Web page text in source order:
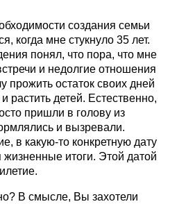
создания семьи
когда мне стукнуло 35 лет.
понял, что пора, что мне
и недолгие отношения
прожить остаток своих дней
растить детей. Естественно,
пришли в голову из
и вызревали.
в какую-то конкретную дату
итоги. Этой датой
В смысле, Вы захотели